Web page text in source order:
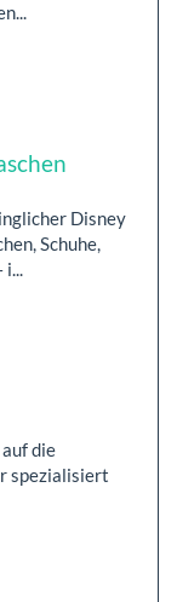
Disney
Schuhe,
i...
die
spezialisiert